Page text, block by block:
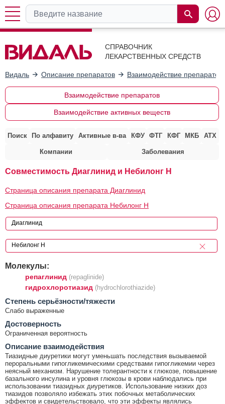
СПРАВОЧНИК
ЛЕКАРСТВЕННЫХ СРЕДСТВ
Видаль Описание препаратов Взаимодействие препаратов
Взаимодействие препаратов
Взаимодействие активных веществ
Поиск По алфавиту Активные в-ва КФУ ФТГ КФГ МКБ АТХ
Компании Заболевания
Совместимость Диаглинид и Небилонг H
Страница описания препарата Диаглинид
Страница описания препарата Небилонг H
Молекулы:
репаглинид (repaglinide)
гидрохлоротиазид (hydrochlorothiazide)
Cтепень серьёзности/тяжести
Слабо выраженные
Достоверность
Ограниченная вероятность
Описание взаимодействия
Тиазидные диуретики могут уменьшать последствия вызываемой
пероральными гипогликемическими средствами гипогликемии через
неясный механизм. Нарушение толерантности к глюкозе, повышение
базального инсулина и уровня глюкозы в крови наблюдались при
использовании тиазидных диуретиков. Использование низких доз
тиазидов позволяло избежать этих побочных метаболических
эффектов и свидетельствовало, что эти эффекты являлись